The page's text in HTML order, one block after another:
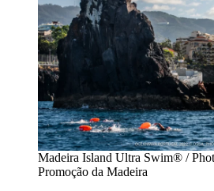
Madeira Island Ultra Swim® /
Promoção da Madeira